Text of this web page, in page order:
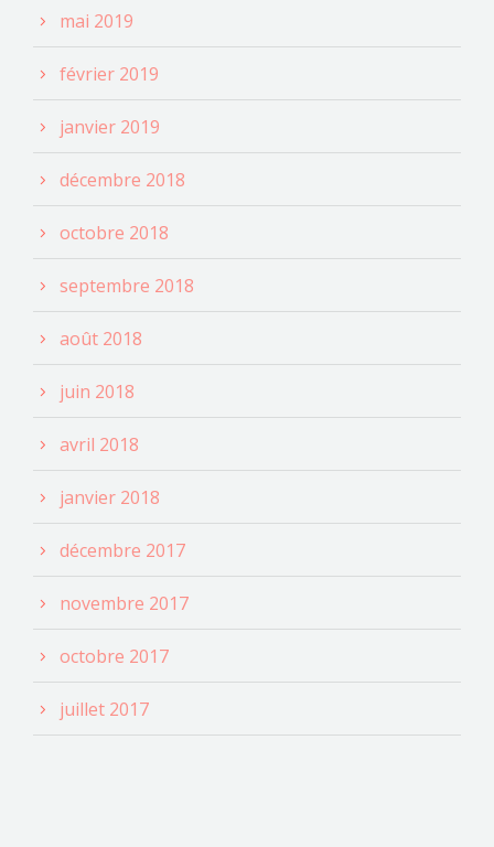
mai 2019
février 2019
janvier 2019
décembre 2018
octobre 2018
septembre 2018
août 2018
juin 2018
avril 2018
janvier 2018
décembre 2017
novembre 2017
octobre 2017
juillet 2017